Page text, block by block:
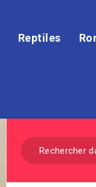
Reptiles